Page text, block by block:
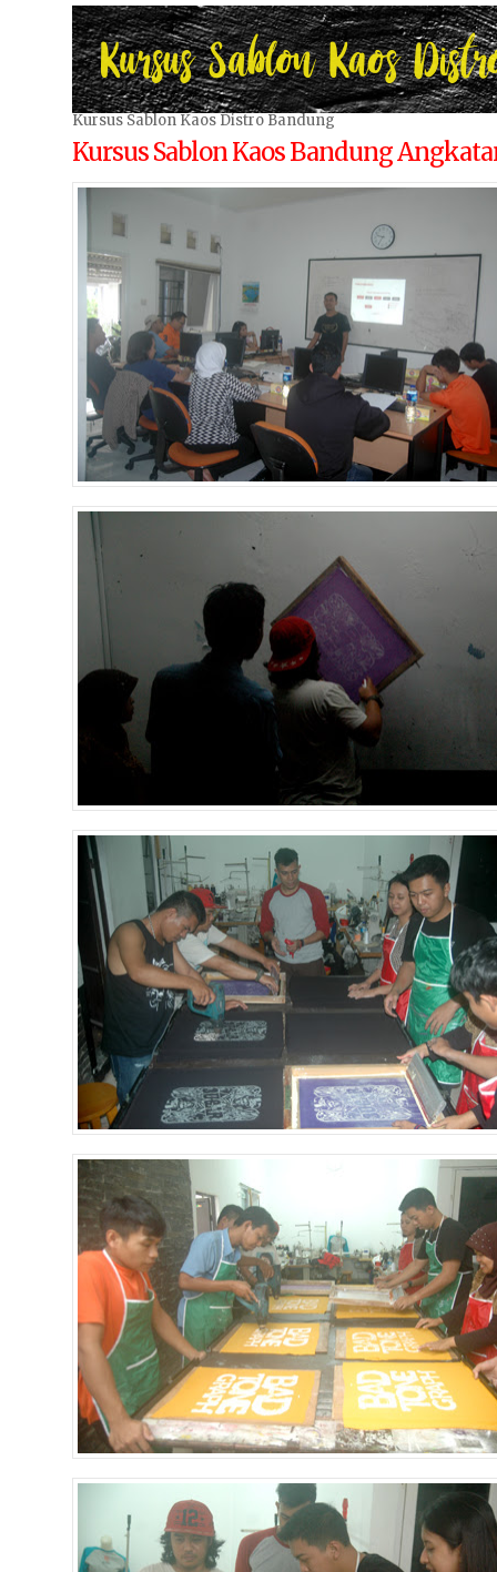
Kursus Sablon Kaos Distro Bandung
Kursus Sablon Kaos Bandung